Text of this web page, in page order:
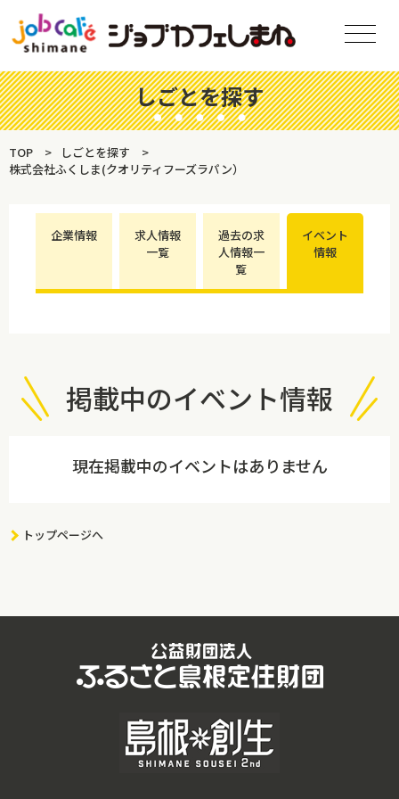
しごとを探す
TOP
しごとを探す
株式会社ふくしま(クオリティフーズラパン）
企業情報
求人情報
一覧
過去の求
人情報一
覧
イベント
情報
掲載中のイベント情報
現在掲載中のイベントはありません
トップページへ